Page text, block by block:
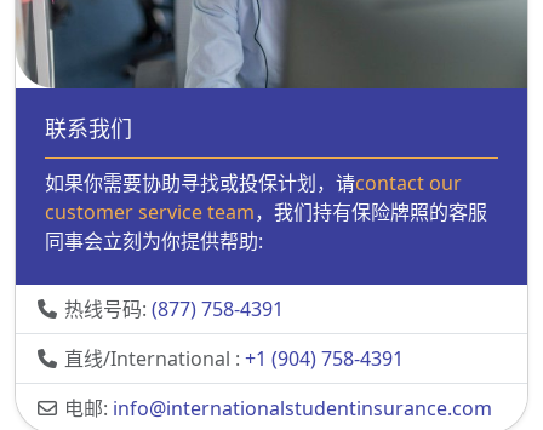
联系我们
如果你需要协助寻找或投保计划，请contact our
customer service team，我们持有保险牌照的客服
同事会立刻为你提供帮助:
热线号码: (877) 758-4391
直线/International : +1 (904) 758-4391
电邮: info@internationalstudentinsurance.com